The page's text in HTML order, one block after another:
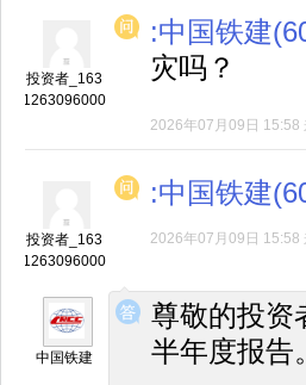
投资者_163
1263096000
:中国铁建
灾吗？
2026年07月09日 15:58
投资者_163
1263096000
:中国铁建
2026年07月09日 15:58
◆
◆
中国铁建
尊敬的投资
半年度报告。